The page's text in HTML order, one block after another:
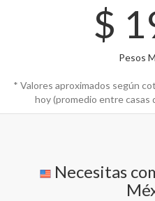
$
Pesos
* Valores aproximados según
hoy (promedio entre casas
Necesitas